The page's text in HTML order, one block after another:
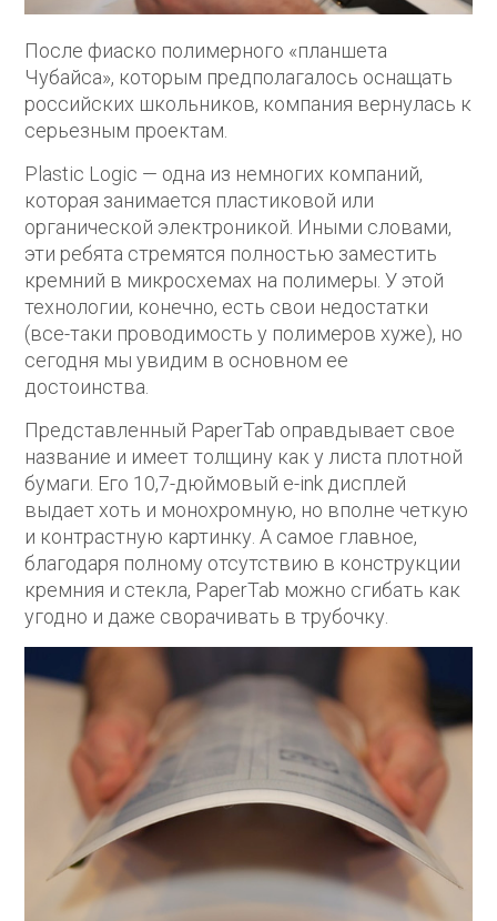
После фиаско полимерного «планшета
Чубайса», которым предполагалось оснащать
российских школьников, компания вернулась к
серьезным проектам.
Plastic Logic — одна из немногих компаний,
которая занимается пластиковой или
органической электроникой. Иными словами,
эти ребята стремятся полностью заместить
кремний в микросхемах на полимеры. У этой
технологии, конечно, есть свои недостатки
(все-таки проводимость у полимеров хуже), но
сегодня мы увидим в основном ее
достоинства.
Представленный PaperTab оправдывает свое
название и имеет толщину как у листа плотной
бумаги. Его 10,7-дюймовый e-ink дисплей
выдает хоть и монохромную, но вполне четкую
и контрастную картинку. А самое главное,
благодаря полному отсутствию в конструкции
кремния и стекла, PaperTab можно сгибать как
угодно и даже сворачивать в трубочку.